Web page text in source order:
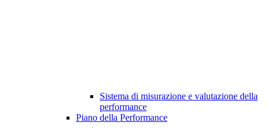
Sistema di misurazione e valutazione della
performance
Piano della Performance